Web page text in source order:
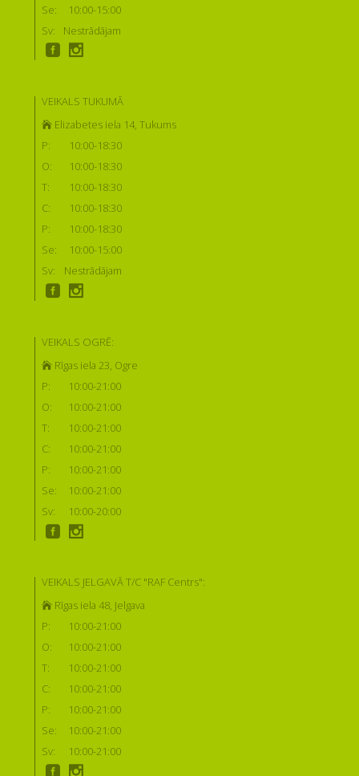
Se:
10:00-15:00
Sv:
Nestrādājam
VEIKALS TUKUMĀ
Elizabetes iela 14, Tukums
P:
10:00-18:30
O:
10:00-18:30
T:
10:00-18:30
C:
10:00-18:30
P:
10:00-18:30
Se:
10:00-15:00
Sv:
Nestrādājam
VEIKALS OGRĒ:
Rīgas iela 23, Ogre
P:
10:00-21:00
O:
10:00-21:00
T:
10:00-21:00
C:
10:00-21:00
P:
10:00-21:00
Se:
10:00-21:00
Sv:
10:00-20:00
VEIKALS JELGAVĀ T/C "RAF Centrs":
Rīgas iela 48, Jelgava
P:
10:00-21:00
O:
10:00-21:00
T:
10:00-21:00
C:
10:00-21:00
P:
10:00-21:00
Se:
10:00-21:00
Sv:
10:00-21:00